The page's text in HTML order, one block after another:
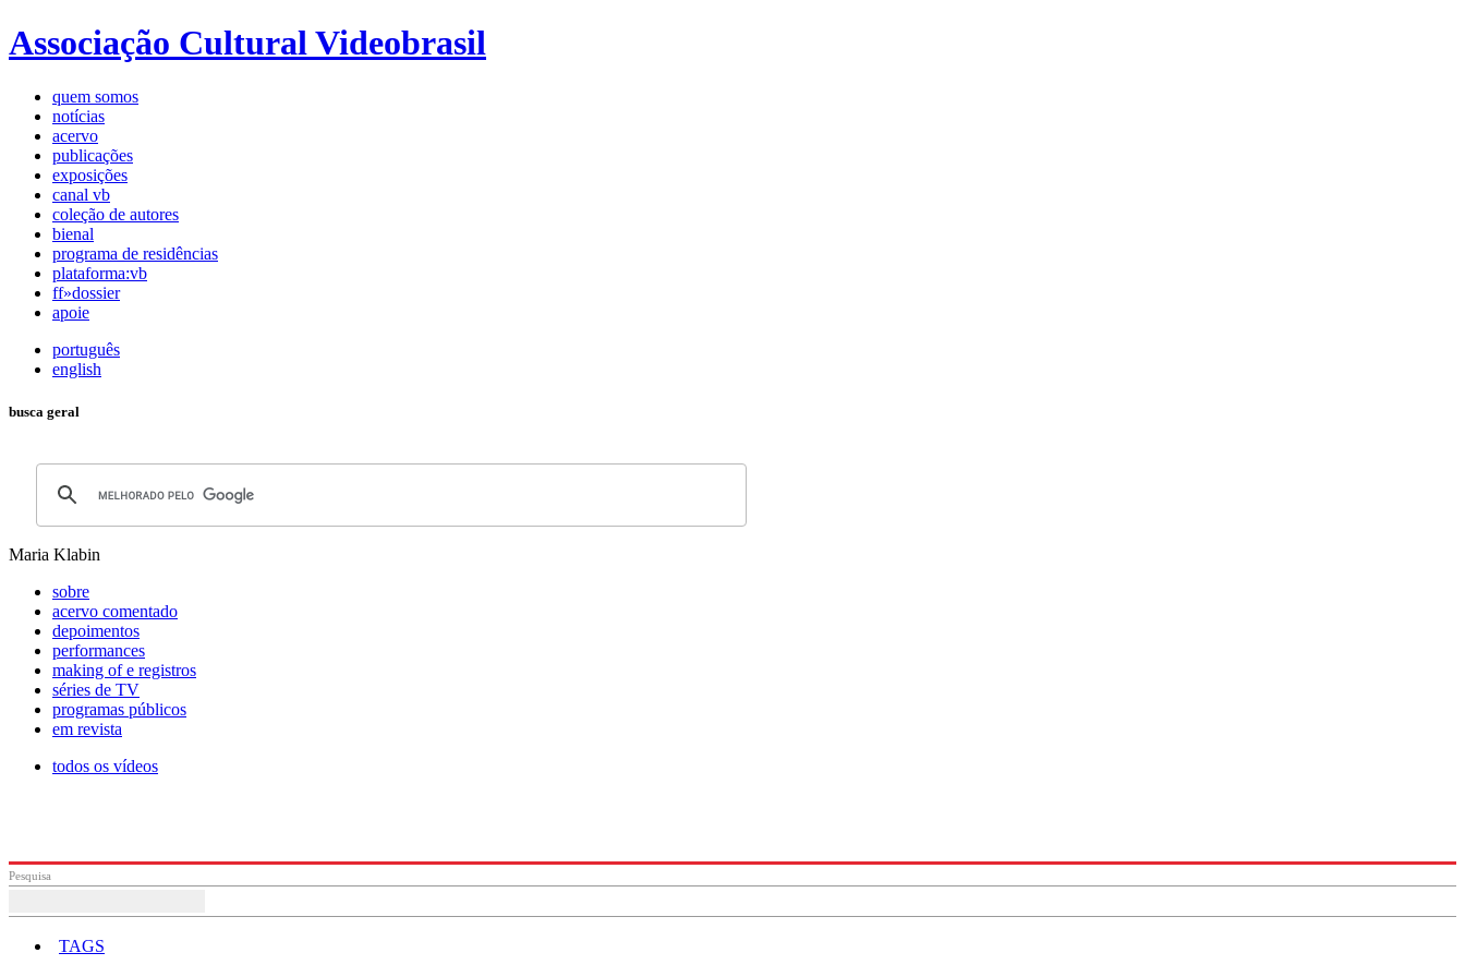
Associação Cultural Videobrasil
quem somos
notícias
acervo
publicações
exposições
canal vb
coleção de autores
bienal
programa de residências
plataforma:vb
ff»dossier
apoie
português
english
busca geral
Maria Klabin
sobre
acervo comentado
depoimentos
performances
making of e registros
séries de TV
programas públicos
em revista
todos os vídeos
Pesquisa
TAGS